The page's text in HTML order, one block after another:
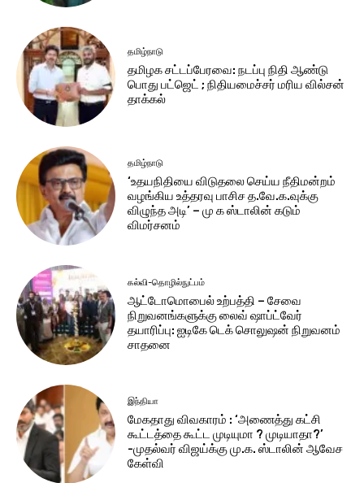
தமிழ்நாடு
தமிழக சட்டப்பேரவை: நடப்பு நிதி ஆண்​டு
பொது பட்ஜெட் ; நிதியமைச்சர் மரிய வில்சன்
தாக்​கல்
தமிழ்நாடு
‘உதயநிதியை விடுதலை செய்ய நீதிமன்றம்
வழங்கிய உத்தரவு பாசிச த.வே.க.வுக்கு
விழுந்த அடி’ – மு க ஸ்டாலின் கடும்
விமர்சனம்
கல்வி-தொழில்நுட்பம்
ஆட்டோமொபைல் உற்பத்தி – சேவை
நிறுவனங்களுக்கு லைவ் ஷாப்ட்வேர்
தயாரிப்பு: ஐடிகே டெக் சொலுஷன் நிறுவனம்
சாதனை
இந்தியா
மேகதாது விவகாரம் : ‘அணைத்து கட்சி
கூட்டத்தை கூட்ட முடியுமா ? முடியாதா?’
-முதல்வர் விஜய்க்கு மு.க. ஸ்டாலின் ஆவேச
கேள்வி